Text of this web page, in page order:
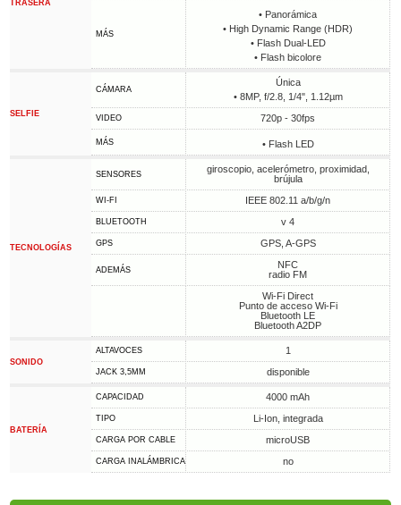
TRASERA
MÁS
• Panorámica
• High Dynamic Range (HDR)
• Flash Dual-LED
• Flash bicolore
SELFIE
CÁMARA
Única
• 8MP, f/2.8, 1/4", 1.12µm
VIDEO 720p - 30fps
MÁS • Flash LED
TECNOLOGÍAS
SENSORES
giroscopio, acelerómetro, proximidad,
brújula
WI-FI IEEE 802.11 a/b/g/n
BLUETOOTH v 4
GPS GPS, A-GPS
ADEMÁS
NFC
radio FM
Wi-Fi Direct
Punto de acceso Wi-Fi
Bluetooth LE
Bluetooth A2DP
SONIDO
ALTAVOCES 1
JACK 3,5MM disponible
BATERÍA
CAPACIDAD 4000 mAh
TIPO Li-Ion, integrada
CARGA POR CABLE microUSB
CARGA INALÁMBRICA no